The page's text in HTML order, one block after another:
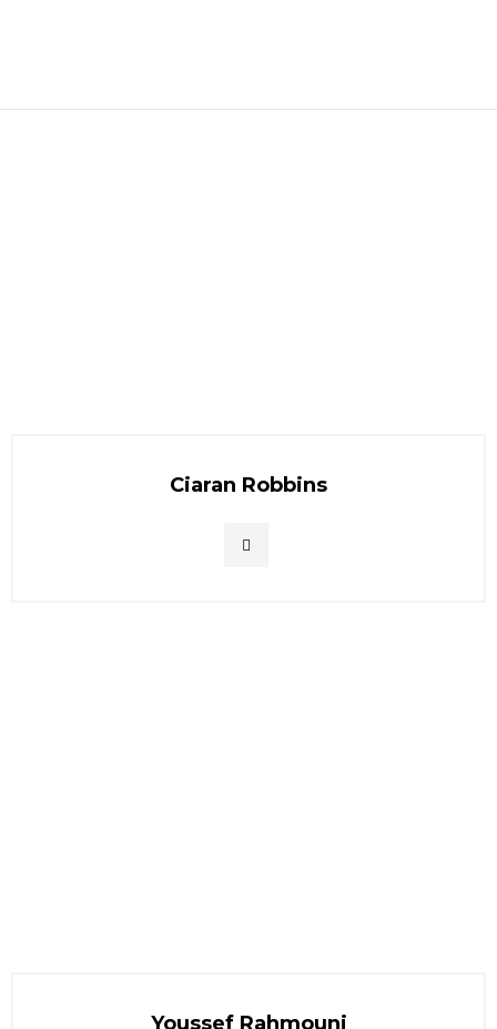
Ciaran Robbins
Youssef Rahmouni